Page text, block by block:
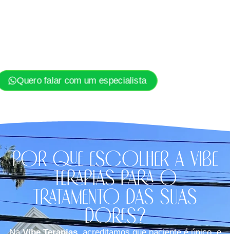
Quero falar com um especialista
Por que escolher a Vibe
Terapias para o
tratamento das suas
dores?​